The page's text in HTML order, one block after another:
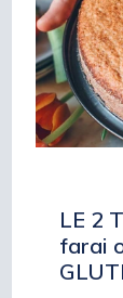
LE 2
farai